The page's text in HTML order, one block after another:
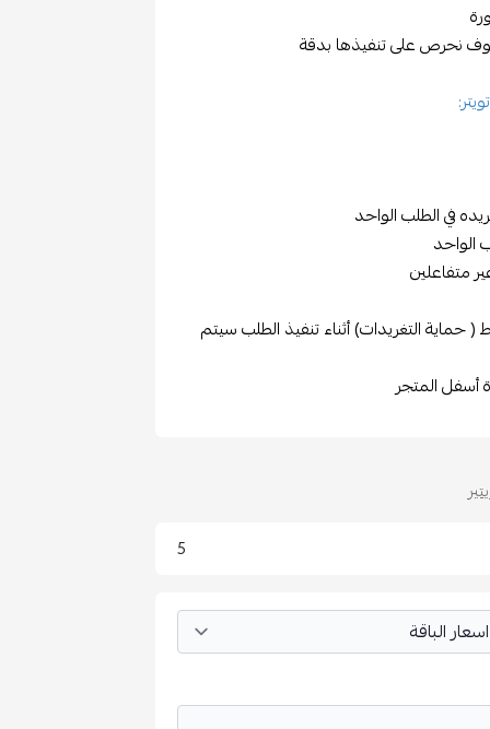
نحرص على تنفيذها بدقة
في الطلب الواحد
الواحد
متفاعلين
حماية التغريدات) أثناء تنفيذ الطلب سيتم
أسفل المتجر
5